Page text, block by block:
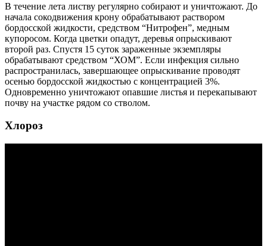
В течение лета листву регулярно собирают и уничтожают. До
начала сокодвижения крону обрабатывают раствором
бордосской жидкости, средством “Нитрофен”, медным
купоросом. Когда цветки опадут, деревья опрыскивают
второй раз. Спустя 15 суток зараженные экземпляры
обрабатывают средством “ХОМ”. Если инфекция сильно
распространилась, завершающее опрыскивание проводят
осенью бордосской жидкостью с концентрацией 3%.
Одновременно уничтожают опавшие листья и перекапывают
почву на участке рядом со стволом.
Хлороз